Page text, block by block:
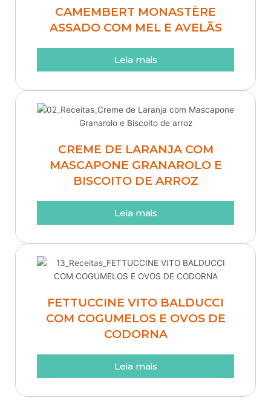
CAMEMBERT MONASTÈRE
ASSADO COM MEL E AVELÃS
Leia mais
CREME DE LARANJA COM
MASCAPONE GRANAROLO E
BISCOITO DE ARROZ
Leia mais
FETTUCCINE VITO BALDUCCI
COM COGUMELOS E OVOS DE
CODORNA
Leia mais